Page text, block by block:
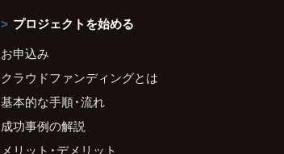
プロジェクトを始める
お申込み
クラウドファンディングとは
基本的な手順・流れ
成功事例の解説
メリット・デメリット